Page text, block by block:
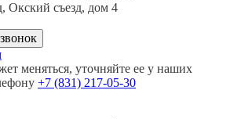
Окский съезд, дом 4
меняться, уточняйте ее у наших
+7 (831) 217-05-30